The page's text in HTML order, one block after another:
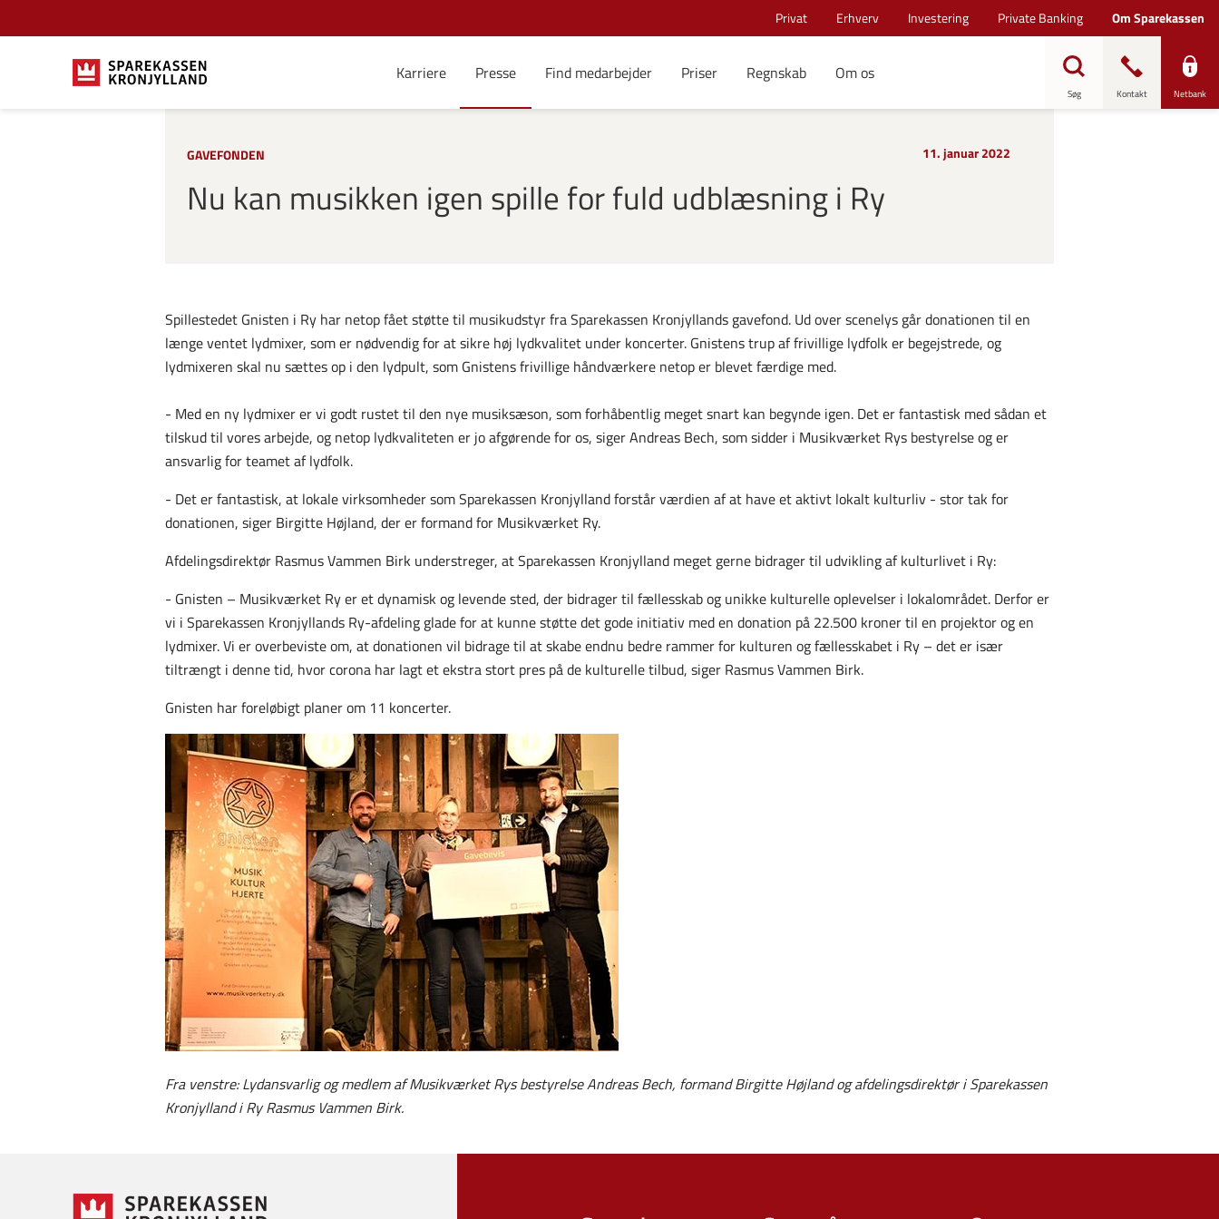
Privat Erhverv Investering Private Banking Om Sparekassen
Karriere Presse Find medarbejder Priser Regnskab Om os
Søg Kontakt Netbank
GAVEFONDEN
Nu kan musikken igen spille for fuld udblæsning i Ry
11. januar 2022
Spillestedet Gnisten i Ry har netop fået støtte til musikudstyr fra Sparekassen Kronjyllands gavefond. Ud over scenelys går donationen til en
længe ventet lydmixer, som er nødvendig for at sikre høj lydkvalitet under koncerter. Gnistens trup af frivillige lydfolk er begejstrede, og
lydmixeren skal nu sættes op i den lydpult, som Gnistens frivillige håndværkere netop er blevet færdige med.
- Med en ny lydmixer er vi godt rustet til den nye musiksæson, som forhåbentlig meget snart kan begynde igen. Det er fantastisk med sådan et
tilskud til vores arbejde, og netop lydkvaliteten er jo afgørende for os, siger Andreas Bech, som sidder i Musikværket Rys bestyrelse og er
ansvarlig for teamet af lydfolk.
- Det er fantastisk, at lokale virksomheder som Sparekassen Kronjylland forstår værdien af at have et aktivt lokalt kulturliv - stor tak for
donationen, siger Birgitte Højland, der er formand for Musikværket Ry.
Afdelingsdirektør Rasmus Vammen Birk understreger, at Sparekassen Kronjylland meget gerne bidrager til udvikling af kulturlivet i Ry:
- Gnisten – Musikværket Ry er et dynamisk og levende sted, der bidrager til fællesskab og unikke kulturelle oplevelser i lokalområdet. Derfor er
vi i Sparekassen Kronjyllands Ry-afdeling glade for at kunne støtte det gode initiativ med en donation på 22.500 kroner til en projektor og en
lydmixer. Vi er overbeviste om, at donationen vil bidrage til at skabe endnu bedre rammer for kulturen og fællesskabet i Ry – det er især
tiltrængt i denne tid, hvor corona har lagt et ekstra stort pres på de kulturelle tilbud, siger Rasmus Vammen Birk.
Gnisten har foreløbigt planer om 11 koncerter.
Fra venstre: Lydansvarlig og medlem af Musikværket Rys bestyrelse Andreas Bech, formand Birgitte Højland og afdelingsdirektør i Sparekassen
Kronjylland i Ry Rasmus Vammen Birk.